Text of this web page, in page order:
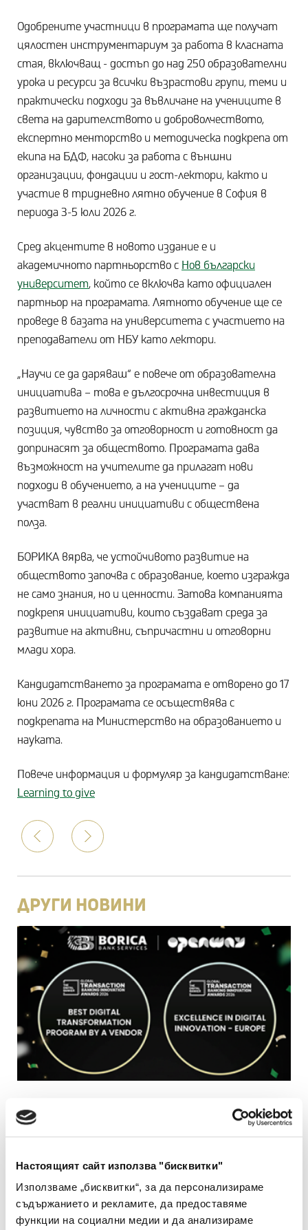
Настоящият сайт използва "бисквитки"
Използваме „бисквитки“, за да персонализираме
съдържанието и рекламите, да предоставяме
функции на социални медии и да анализираме
Одобрените участници в програмата ще получат
цялостен инструментариум за работа в класната
стая, включващ - достъп до над 250 образователни
урока и ресурси за всички възрастови групи, теми и
практически подходи за въвличане на учениците в
света на дарителството и доброволчеството,
експертно менторство и методическа подкрепа от
екипа на БДФ, насоки за работа с външни
организации, фондации и гост-лектори, както и
участие в тридневно лятно обучение в София в
периода 3-5 юли 2026 г.
Сред акцентите в новото издание е и
академичното партньорство с Нов български
университет, който се включва като официален
партньор на програмата. Лятното обучение ще се
проведе в базата на университета с участието на
преподаватели от НБУ като лектори.
„Научи се да даряваш“ е повече от образователна
инициатива – това е дългосрочна инвестиция в
развитието на личности с активна гражданска
позиция, чувство за отговорност и готовност да
допринасят за обществото. Програмата дава
възможност на учителите да прилагат нови
подходи в обучението, а на учениците – да
участват в реални инициативи с обществена
полза.
БОРИКА вярва, че устойчивото развитие на
обществото започва с образование, което изгражда
не само знания, но и ценности. Затова компанията
подкрепя инициативи, които създават среда за
развитие на активни, съпричастни и отговорни
млади хора.
Кандидатстването за програмата е отворено до 17
юни 2026 г. Програмата се осъществява с
подкрепата на Министерство на образованието и
науката.
Повече информация и формуляр за кандидатстване:
Learning to give
Prev Следваща
ДРУГИ НОВИНИ
Две престижни международни отличия за
евро
БОРИКА и Ореn Way получиха признание в категориите
Excellence in Digital Innovation – Europe и Best Digital
Transformation Program by a Vendor...